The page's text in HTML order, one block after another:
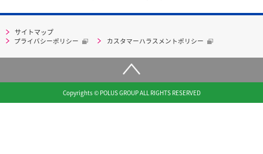
サイトマップ
プライバシーポリシー カスタマーハラスメントポリシー
Copyrights © POLUS GROUP ALL RIGHTS RESERVED